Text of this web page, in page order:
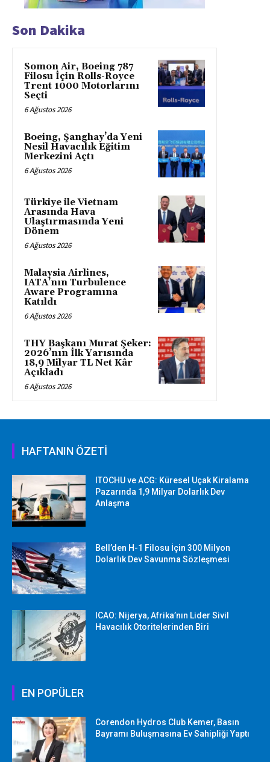
Son Dakika
Somon Air, Boeing 787
Filosu İçin Rolls-Royce
Trent 1000 Motorlarını
Seçti
6 Ağustos 2026
Boeing, Şanghay’da Yeni
Nesil Havacılık Eğitim
Merkezini Açtı
6 Ağustos 2026
Türkiye ile Vietnam
Arasında Hava
Ulaştırmasında Yeni
Dönem
6 Ağustos 2026
Malaysia Airlines,
IATA’nın Turbulence
Aware Programına
Katıldı
6 Ağustos 2026
THY Başkanı Murat Şeker:
2026’nın İlk Yarısında
18,9 Milyar TL Net Kâr
Açıkladı
6 Ağustos 2026
HAFTANIN ÖZETİ
ITOCHU ve ACG: Küresel Uçak Kiralama
Pazarında 1,9 Milyar Dolarlık Dev
Anlaşma
Bell’den H-1 Filosu İçin 300 Milyon
Dolarlık Dev Savunma Sözleşmesi
ICAO: Nijerya, Afrika’nın Lider Sivil
Havacılık Otoritelerinden Biri
EN POPÜLER
Corendon Hydros Club Kemer, Basın
Bayramı Buluşmasına Ev Sahipliği Yaptı